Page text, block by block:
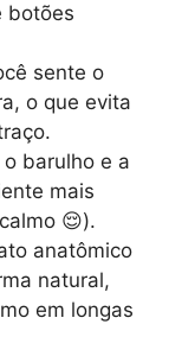
botões
sente o
o que evita
barulho e a
mais
😌).
anatômico
natural,
em longas